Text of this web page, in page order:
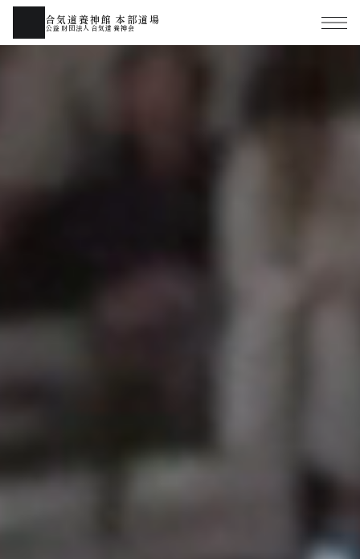
合気道養神館 本部道場
公益財団法人合気道養神会